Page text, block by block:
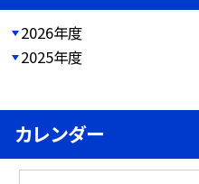
2026年度
2025年度
カレンダー